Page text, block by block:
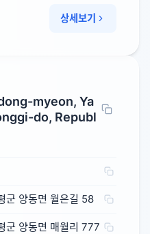
상세보기
myeon, Ya
do, Republ
군 양동면 월은길 58
군 양동면 매월리 777